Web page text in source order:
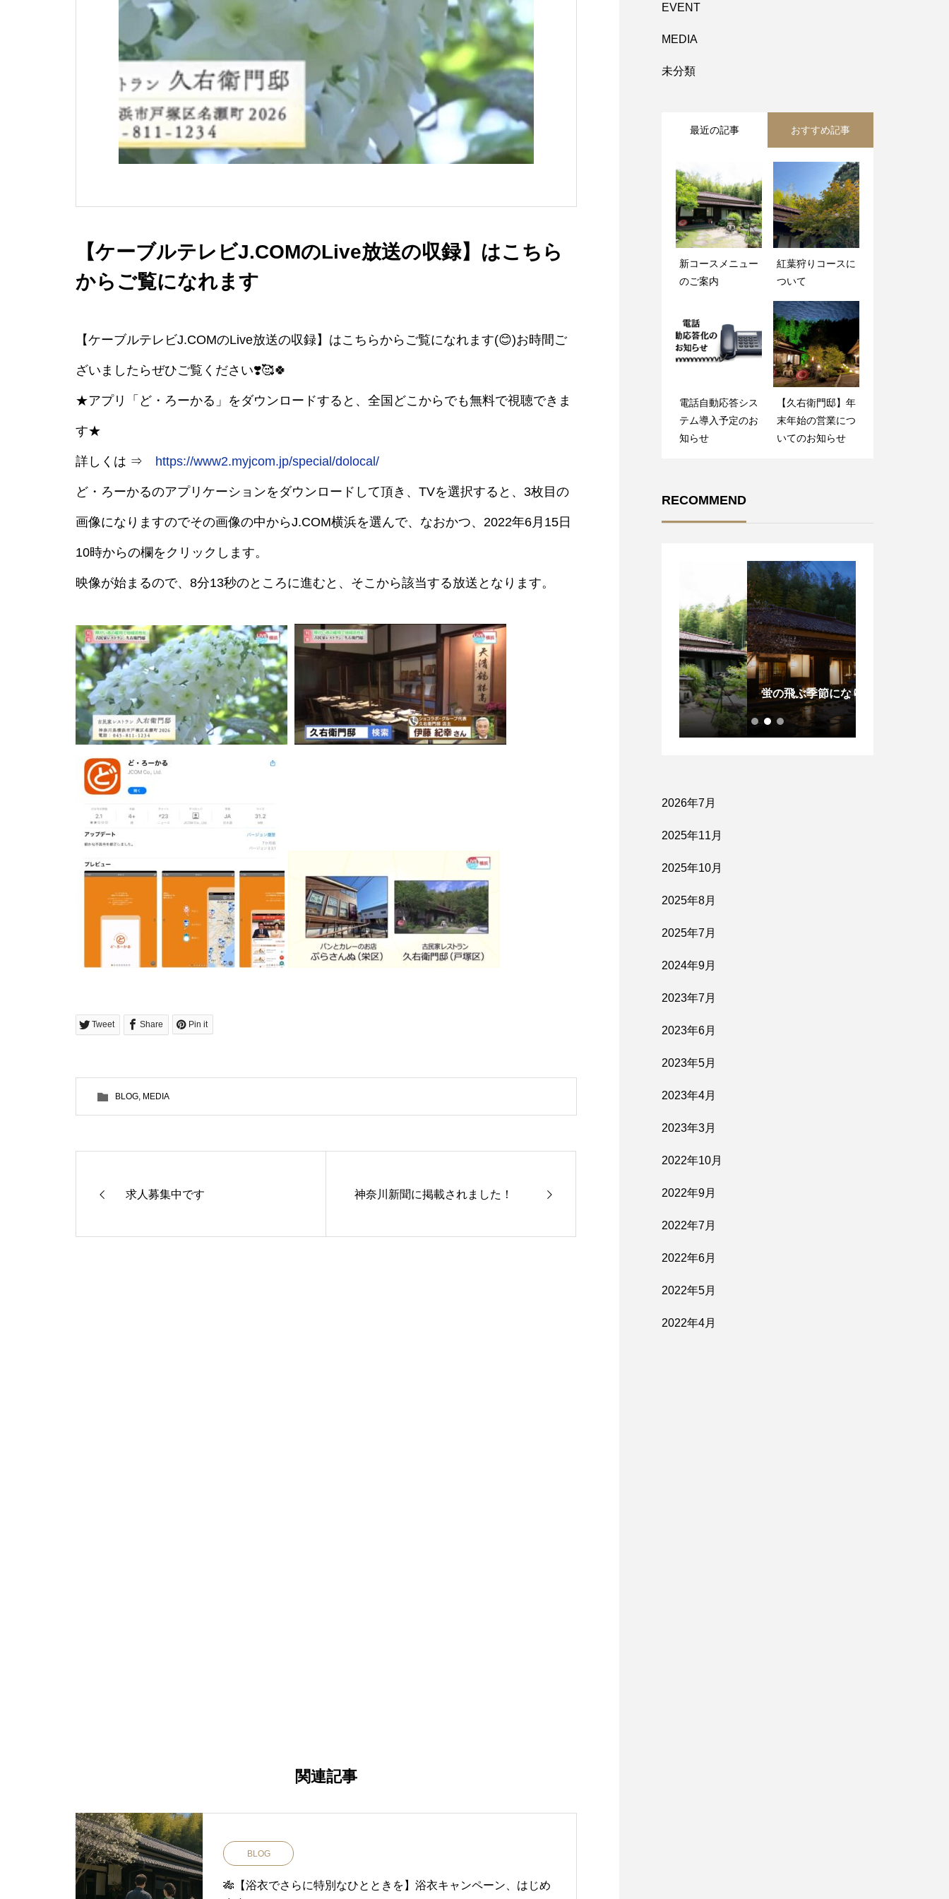
【ケーブルテレビJ.COMのLive放送の収録】はこちら
からご覧になれます
【ケーブルテレビJ.COMのLive放送の収録】はこちらからご覧になれます(😊)お時間ご
ざいましたらぜひご覧ください❣️🥰🍀
★アプリ「ど・ろーかる」をダウンロードすると、全国どこからでも無料で視聴できま
す★
詳しくは ⇒ https://www2.myjcom.jp/special/dolocal/
ど・ろーかるのアプリケーションをダウンロードして頂き、TVを選択すると、3枚目の
画像になりますのでその画像の中からJ.COM横浜を選んで、なおかつ、2022年6月15日
10時からの欄をクリックします。
映像が始まるので、8分13秒のところに進むと、そこから該当する放送となります。
Tweet Share Pin it
BLOG, MEDIA
求人募集中です 神奈川新聞に掲載されました！
関連記事
BLOG
🎋【浴衣でさらに特別なひとときを】浴衣キャンペーン、はじめ
EVENT
MEDIA
未分類
最近の記事 おすすめ記事
新コースメニュー
のご案内
紅葉狩りコースに
ついて
電話自動応答シス
テム導入予定のお
知らせ
【久右衛門邸】年
末年始の営業につ
いてのお知らせ
自然に囲まれた古
民家で夕涼みディ
RECOMMEND
第３回 落語を楽しむ会＠久
右衛門邸
蛍の飛ぶ季節になりました
2026年7月
2025年11月
2025年10月
2025年8月
2025年7月
2024年9月
2023年7月
2023年6月
2023年5月
2023年4月
2023年3月
2022年10月
2022年9月
2022年7月
2022年6月
2022年5月
2022年4月